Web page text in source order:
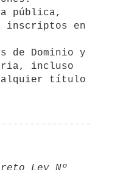
inscriptos en
de Dominio y
incluso
título